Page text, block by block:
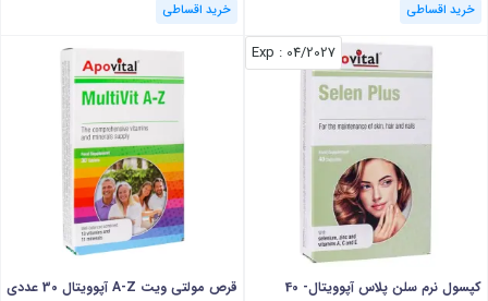
خرید اقساطی خرید اقساطی
04/2027
: Exp
کپسول نرم سلن پلاس آپوویتال- 40
قرص مولتی ویت A-Z آپوویتال 30 عددی